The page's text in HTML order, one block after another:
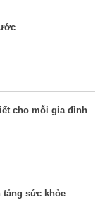
cho mỗi gia đình
tảng sức khỏe